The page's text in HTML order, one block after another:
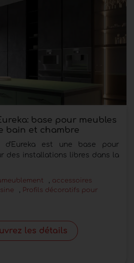
base pour meubles
bain et chambre
d'Eureka est une base pour
des installations libres dans la
accessoires
Profils décoratifs pour
les détails